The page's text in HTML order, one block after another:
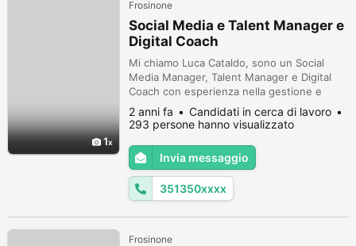
1
Frosinone
Social Media e Talent Manager e
Digital Coach
Mi chiamo Luca Cataldo, sono un Social
Media Manager, Talent Manager e Digital
Coach con esperienza nella gestione e
nell'ottimizzazione delle presenze sui social
media per aziende e personalità pubbliche.
Ho una grande passione per l'arte della
comunicazione digitale e una solida
conoscenza delle tendenze e delle doti
manageriali. Inoltre, come Talent Manag...
2 anni fa
Candidati in cerca di lavoro
293 persone hanno visualizzato
Invia messaggio
351350xxxx
Frosinone